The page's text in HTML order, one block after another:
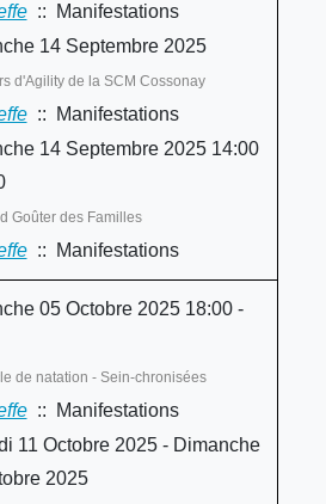
:: Manifestations
14 Septembre 2025
d'Agility de la SCM Cossonay
:: Manifestations
14 Septembre 2025 14:00
Goûter des Familles
:: Manifestations
05 Octobre 2025 18:00 -
de natation - Sein-chronisées
:: Manifestations
11 Octobre 2025 - Dimanche
2025